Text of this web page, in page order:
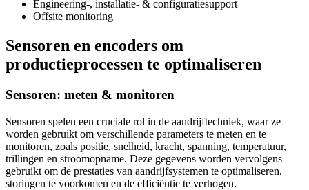
Engineering-, installatie- & configuratiesupport
Offsite monitoring
Sensoren en encoders om
productieprocessen te optimaliseren
Sensoren: meten & monitoren
Sensoren spelen een cruciale rol in de aandrijftechniek, waar ze
worden gebruikt om verschillende parameters te meten en te
monitoren, zoals positie, snelheid, kracht, spanning, temperatuur,
trillingen en stroomopname. Deze gegevens worden vervolgens
gebruikt om de prestaties van aandrijfsystemen te optimaliseren,
storingen te voorkomen en de efficiëntie te verhogen.